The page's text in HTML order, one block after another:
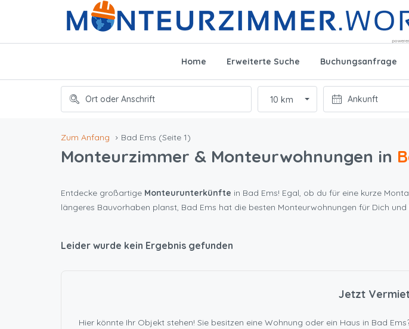
Home Erweiterte Suche Buchungsanfrage
10 km
Zum Anfang Bad Ems (Seite 1)
Monteurzimmer & Monteurwohnungen in
Entdecke großartige Monteurunterkünfte in Bad Ems! Egal, ob du für eine kurze
längeres Bauvorhaben planst, Bad Ems hat die besten Monteurwohnungen für Dich und
Leider wurde kein Ergebnis gefunden
Jetzt
Hier könnte Ihr Objekt stehen! Sie besitzen eine Wohnung oder ein Haus in Bad